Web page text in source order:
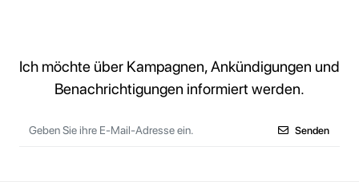
Ich möchte über Kampagnen, Ankündigungen und
Benachrichtigungen informiert werden.
Senden